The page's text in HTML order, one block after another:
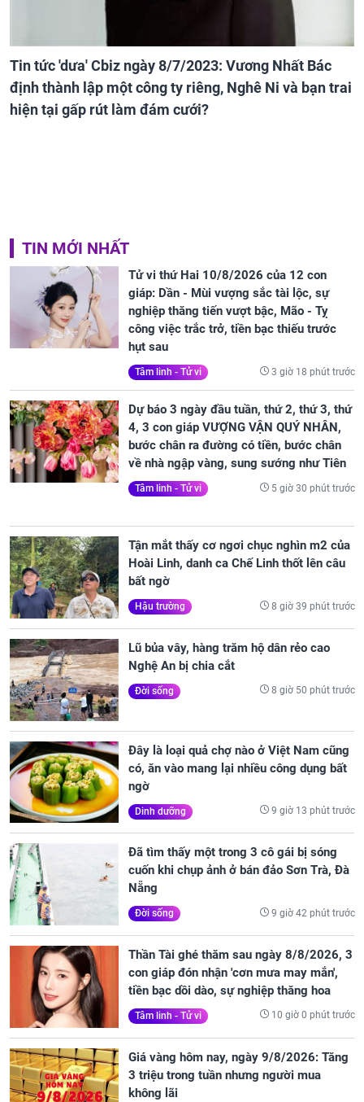
Tin tức 'dưa' Cbiz ngày 8/7/2023: Vương Nhất Bác
định thành lập một công ty riêng, Nghê Ni và bạn trai
hiện tại gấp rút làm đám cưới?
TIN MỚI NHẤT
Tử vi thứ Hai 10/8/2026 của 12 con
giáp: Dần - Mùi vượng sắc tài lộc, sự
nghiệp thăng tiến vượt bậc, Mão - Tỵ
công việc trắc trở, tiền bạc thiếu trước
hụt sau
Tâm linh - Tử vi 3 giờ 18 phút trước
Dự báo 3 ngày đầu tuần, thứ 2, thứ 3, thứ
4, 3 con giáp VƯỢNG VẬN QUÝ NHÂN,
bước chân ra đường có tiền, bước chân
về nhà ngập vàng, sung sướng như Tiên
Tâm linh - Tử vi 5 giờ 30 phút trước
Tận mắt thấy cơ ngơi chục nghìn m2 của
Hoài Linh, danh ca Chế Linh thốt lên câu
bất ngờ
Hậu trường 8 giờ 39 phút trước
Lũ bủa vây, hàng trăm hộ dân rẻo cao
Nghệ An bị chia cắt
Đời sống 8 giờ 50 phút trước
Đây là loại quả chợ nào ở Việt Nam cũng
có, ăn vào mang lại nhiều công dụng bất
ngờ
Dinh dưỡng 9 giờ 13 phút trước
Đã tìm thấy một trong 3 cô gái bị sóng
cuốn khi chụp ảnh ở bán đảo Sơn Trà, Đà
Nẵng
Đời sống 9 giờ 42 phút trước
Thần Tài ghé thăm sau ngày 8/8/2026, 3
con giáp đón nhận 'cơn mưa may mắn',
tiền bạc dồi dào, sự nghiệp thăng hoa
Tâm linh - Tử vi 10 giờ 0 phút trước
Giá vàng hôm nay, ngày 9/8/2026: Tăng
3 triệu trong tuần nhưng người mua
không lãi